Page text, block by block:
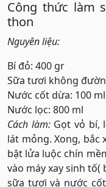
Công thức làm
thon
Nguyên liệu:
Bí đỏ: 400 gr
Sữa tươi không
Nước cốt dừa: 100 ml
Nước lọc: 800 ml
Cách làm: Gọt vỏ bí,
lát mỏng. Xong, bắc
bật lửa luộc chín
vào máy xay sinh tố(
sữa tươi và nước